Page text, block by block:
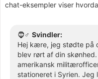
chat-eksempler viser
🧔♂️ Svindler:
Hej kære, jeg stødte på
blev rørt af din
amerikansk
stationeret i Syrien. Jeg